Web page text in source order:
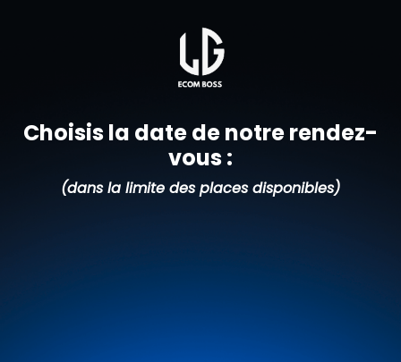
Choisis la date de notre rendez-
vous :
(dans la limite des places disponibles)